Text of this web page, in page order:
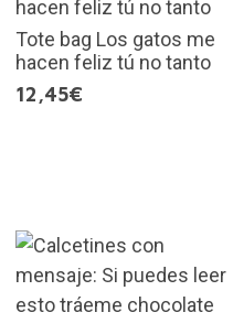
Tote bag Los gatos me
hacen feliz tú no tanto
12,45€